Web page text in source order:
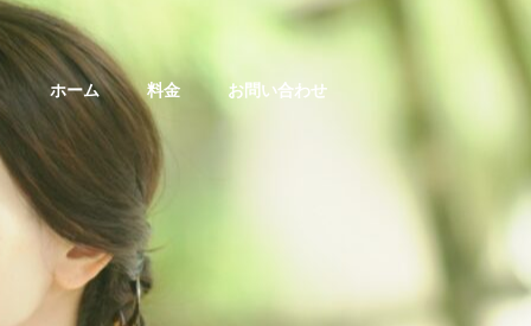
ホーム 料金 お問い合わせ